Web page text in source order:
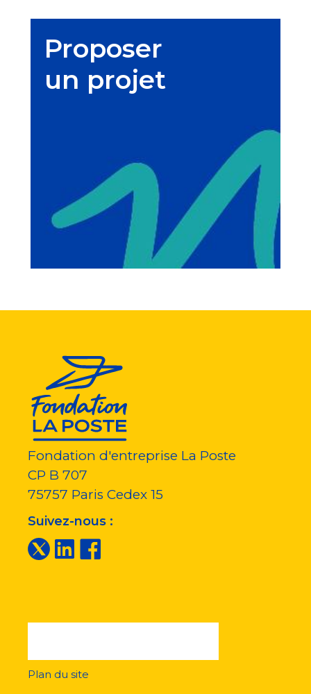
Proposer
un projet
Fondation d'entreprise La Poste
CP B 707
75757 Paris Cedex 15
Suivez-nous :
Plan du site